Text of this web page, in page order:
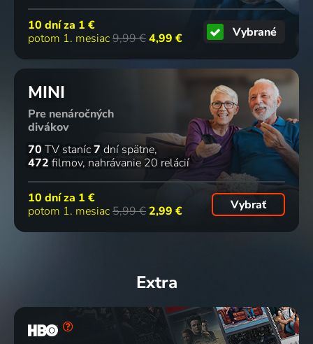
10 dní za 1 €
potom 1. mesiac9,99 €4,99 € Vybrané
MINI
Pre nenáročných
divákov
70 TV staníc7 dní spätne
472 filmov nahrávanie 20 relácií
10 dní za 1 €
potom 1. mesiac5,99 € 2,99 € Vybrať
Extra